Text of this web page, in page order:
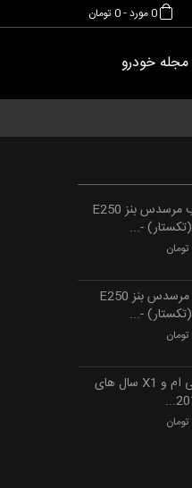
0مورد-0 تومان
مجله خودرو
دیسک عقب مرسدس بنز E250
دیسک جلو مرسدس بنز E250
سرسیلندر بی ام و X1 سال های